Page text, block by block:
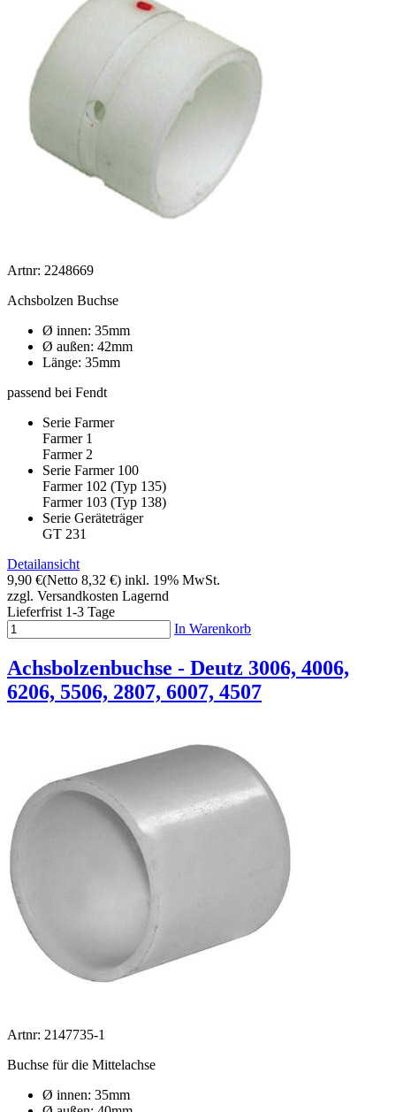
Artnr: 2248669
Achsbolzen Buchse
Ø innen: 35mm
Ø außen: 42mm
Länge: 35mm
passend bei Fendt
Serie Farmer
Farmer 1
Farmer 2
Serie Farmer 100
Farmer 102 (Typ 135)
Farmer 103 (Typ 138)
Serie Geräteträger
GT 231
Detailansicht
9,90 €(Netto 8,32 €) inkl. 19% MwSt.
zzgl. Versandkosten Lagernd
Lieferfrist 1-3 Tage
In Warenkorb
Achsbolzenbuchse - Deutz 3006, 4006,
6206, 5506, 2807, 6007, 4507
Artnr: 2147735-1
Buchse für die Mittelachse
Ø innen: 35mm